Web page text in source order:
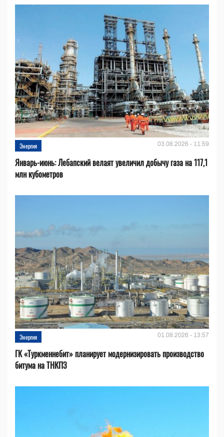
Энергия 03.08.2026 - 11:59
Январь-июнь: Лебапский велаят увеличил добычу газа на 117,1
млн кубометров
Энергия 01.08.2026 - 13:57
ГК «Туркменнебит» планирует модернизировать производство
битума на ТНКПЗ